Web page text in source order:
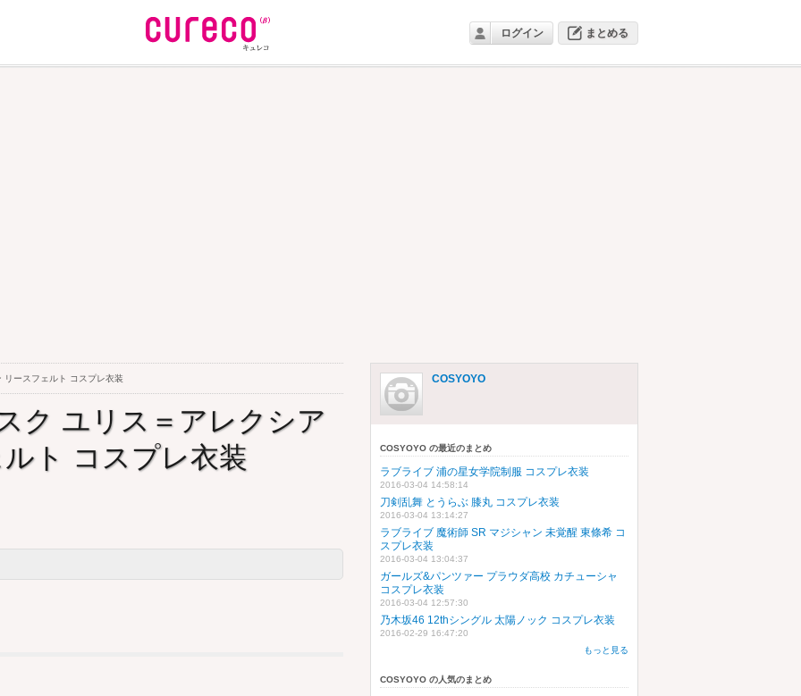
ログイン まとめる
ースフェルト コスプレ衣装
ク ユリス＝アレクシア
ト コスプレ衣装
COSYOYO
COSYOYO の最近のまとめ
ラブライブ 浦の星女学院制服 コスプレ衣装
2016-03-04 14:58:14
刀剣乱舞 とうらぶ 膝丸 コスプレ衣装
2016-03-04 13:14:27
ラブライブ 魔術師 SR マジシャン 未覚醒 東條希 コ
スプレ衣装
2016-03-04 13:04:37
ガールズ&パンツァー プラウダ高校 カチューシャ
コスプレ衣装
2016-03-04 12:57:30
乃木坂46 12thシングル 太陽ノック コスプレ衣装
2016-02-29 16:47:20
もっと見る
COSYOYO の人気のまとめ